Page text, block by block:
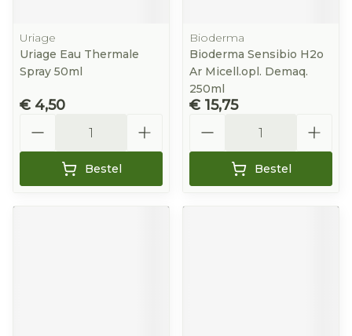
Uriage
Uriage Eau Thermale
Spray 50ml
€ 4,50
Bestel
Bioderma
Bioderma Sensibio H2o
Ar Micell.opl. Demaq.
250ml
€ 15,75
Bestel